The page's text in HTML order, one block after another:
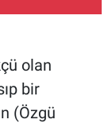
olan
bir
(Özgü